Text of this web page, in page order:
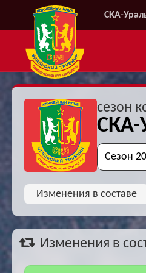
СКА-
сезон
СКА-
Изменения в составе
Изменения в